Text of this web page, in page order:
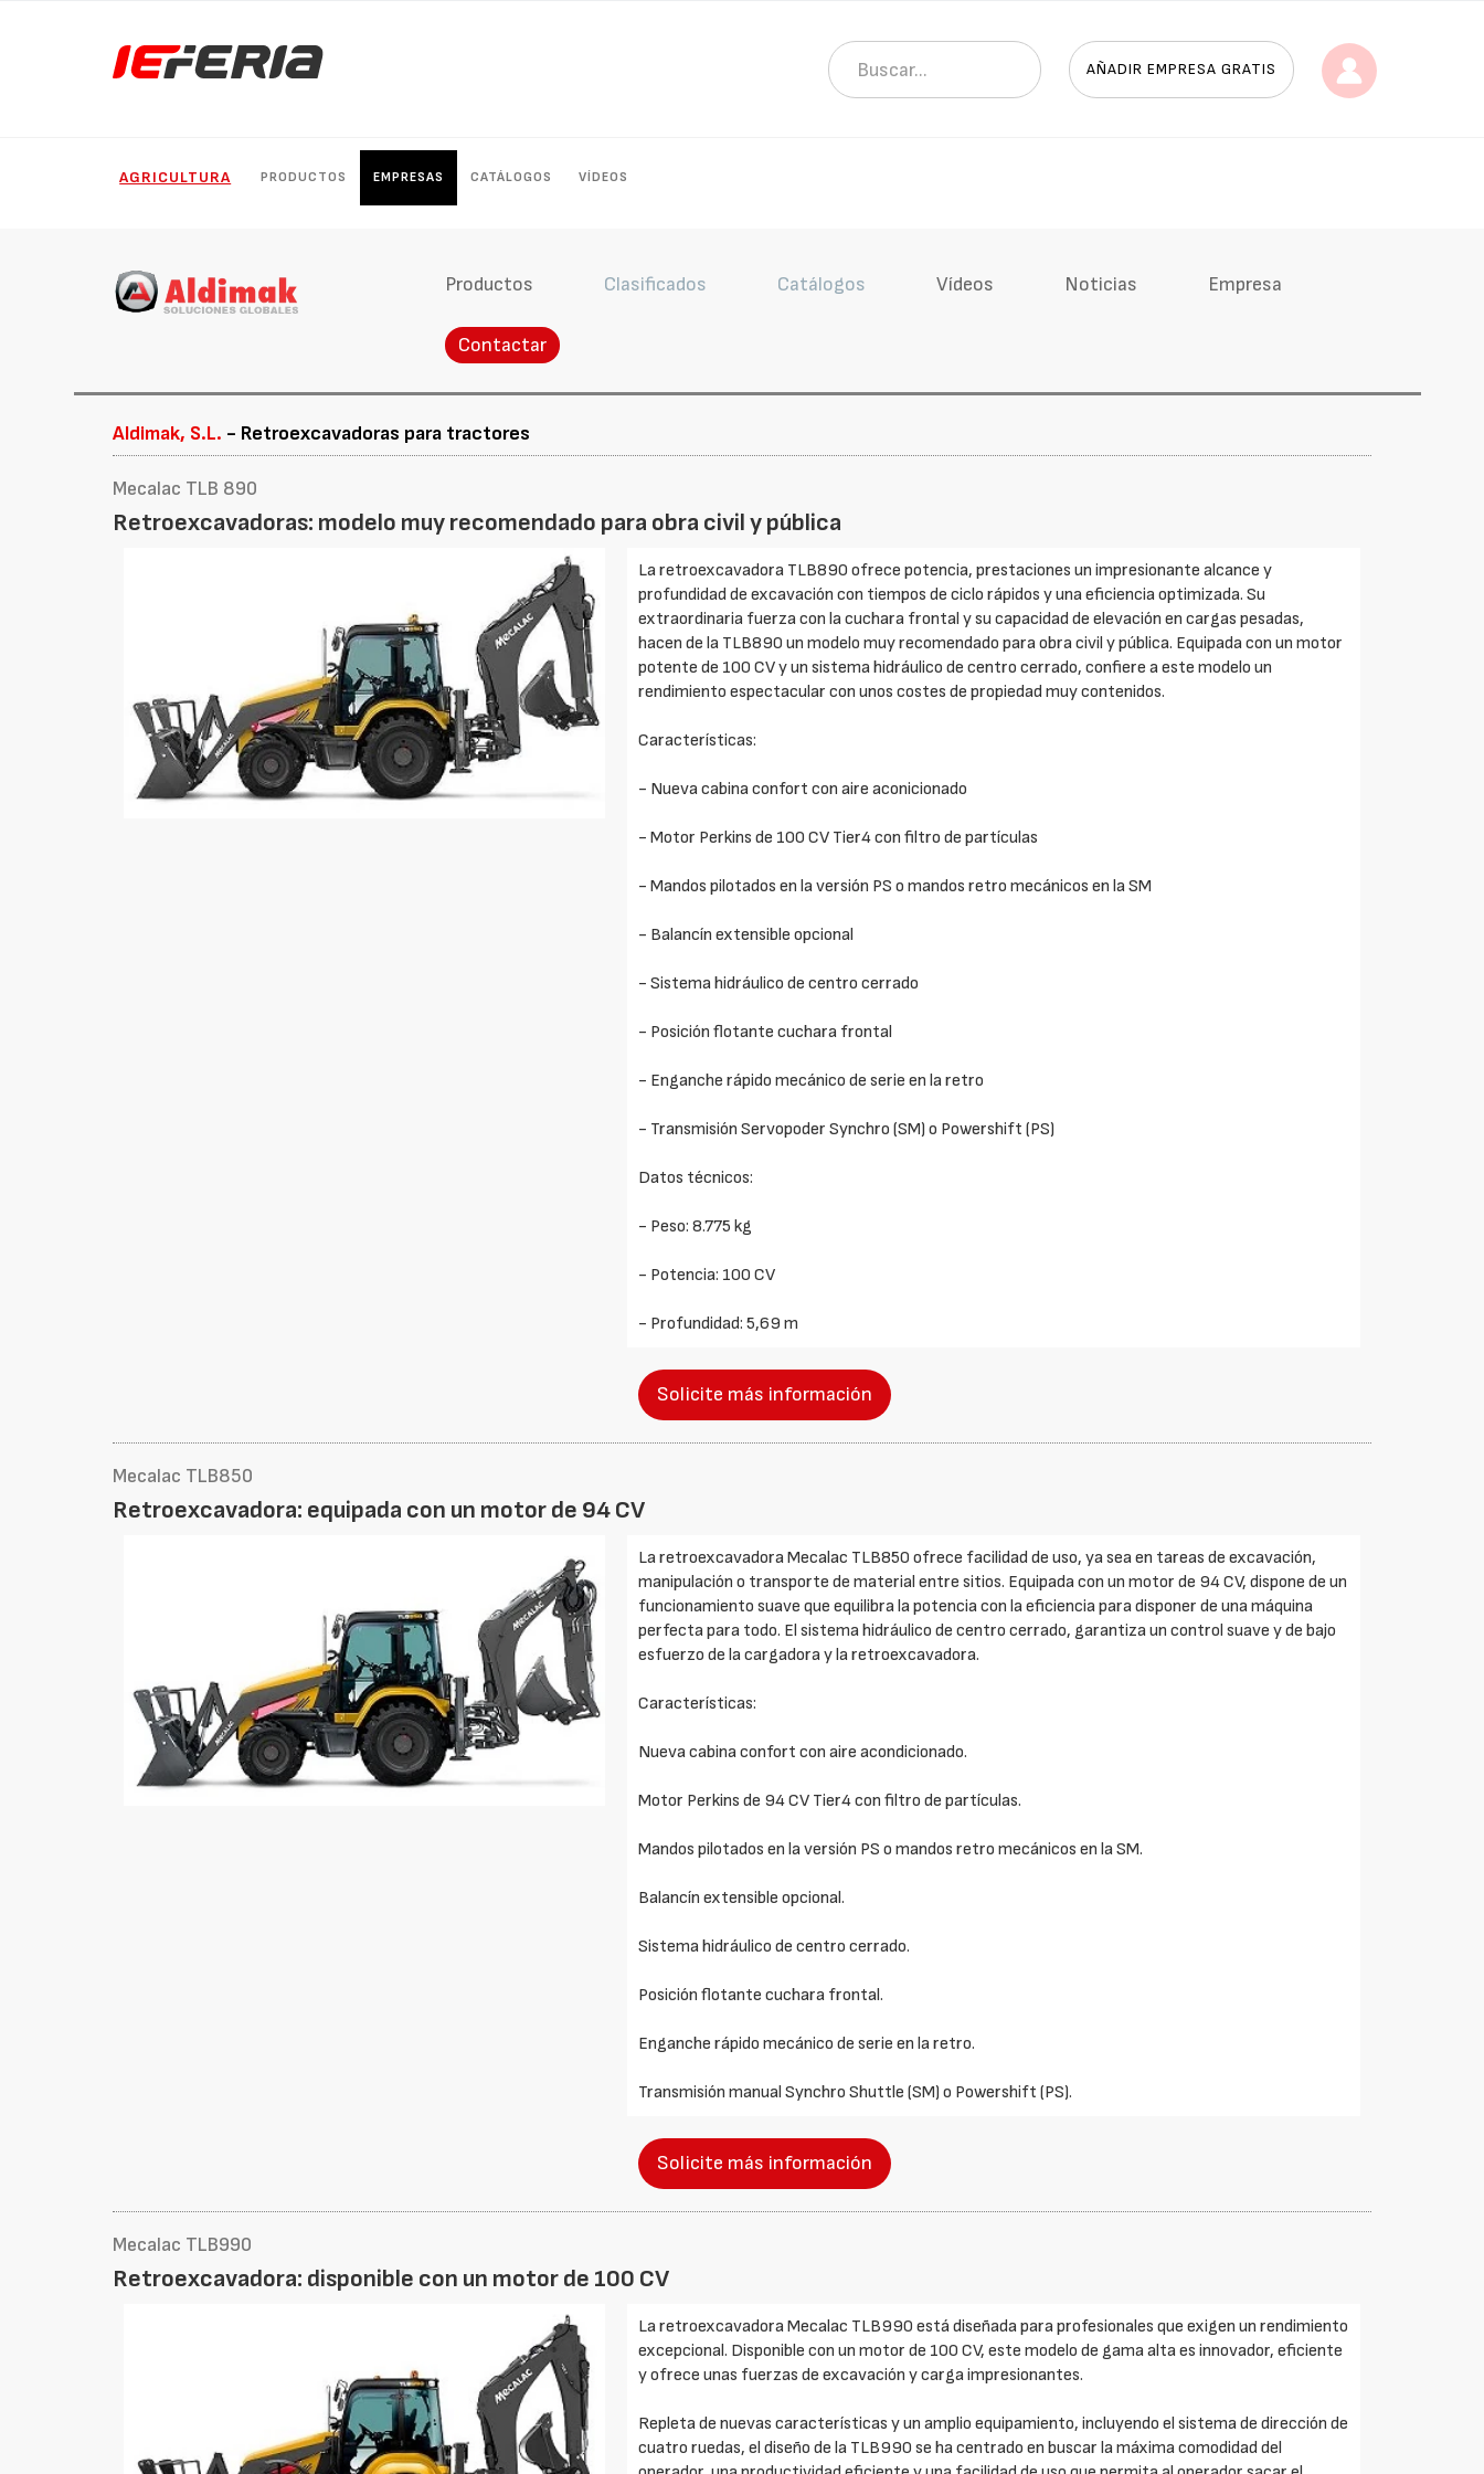
AÑADIR EMPRESA GRATIS
AGRICULTURA PRODUCTOS EMPRESAS CATÁLOGOS VÍDEOS
Productos Clasificados Catálogos Vídeos Noticias Empresa
Contactar
Aldimak, S.L. - Retroexcavadoras para tractores
Mecalac TLB 890
Retroexcavadoras: modelo muy recomendado para obra civil y pública
La retroexcavadora TLB890 ofrece potencia, prestaciones un impresionante alcance y
profundidad de excavación con tiempos de ciclo rápidos y una eficiencia optimizada. Su
extraordinaria fuerza con la cuchara frontal y su capacidad de elevación en cargas pesadas,
hacen de la TLB890 un modelo muy recomendado para obra civil y pública. Equipada con un motor
potente de 100 CV y un sistema hidráulico de centro cerrado, confiere a este modelo un
rendimiento espectacular con unos costes de propiedad muy contenidos.
Características:
- Nueva cabina confort con aire aconicionado
- Motor Perkins de 100 CV Tier4 con filtro de partículas
- Mandos pilotados en la versión PS o mandos retro mecánicos en la SM
- Balancín extensible opcional
- Sistema hidráulico de centro cerrado
- Posición flotante cuchara frontal
- Enganche rápido mecánico de serie en la retro
- Transmisión Servopoder Synchro (SM) o Powershift (PS)
Datos técnicos:
- Peso: 8.775 kg
- Potencia: 100 CV
- Profundidad: 5,69 m
Solicite más información
Mecalac TLB850
Retroexcavadora: equipada con un motor de 94 CV
La retroexcavadora Mecalac TLB850 ofrece facilidad de uso, ya sea en tareas de excavación,
manipulación o transporte de material entre sitios. Equipada con un motor de 94 CV, dispone de un
funcionamiento suave que equilibra la potencia con la eficiencia para disponer de una máquina
perfecta para todo. El sistema hidráulico de centro cerrado, garantiza un control suave y de bajo
esfuerzo de la cargadora y la retroexcavadora.
Características:
Nueva cabina confort con aire acondicionado.
Motor Perkins de 94 CV Tier4 con filtro de partículas.
Mandos pilotados en la versión PS o mandos retro mecánicos en la SM.
Balancín extensible opcional.
Sistema hidráulico de centro cerrado.
Posición flotante cuchara frontal.
Enganche rápido mecánico de serie en la retro.
Transmisión manual Synchro Shuttle (SM) o Powershift (PS).
Solicite más información
Mecalac TLB990
Retroexcavadora: disponible con un motor de 100 CV
La retroexcavadora Mecalac TLB990 está diseñada para profesionales que exigen un rendimiento
excepcional. Disponible con un motor de 100 CV, este modelo de gama alta es innovador, eficiente
y ofrece unas fuerzas de excavación y carga impresionantes.
Repleta de nuevas características y un amplio equipamiento, incluyendo el sistema de dirección de
cuatro ruedas, el diseño de la TLB990 se ha centrado en buscar la máxima comodidad del